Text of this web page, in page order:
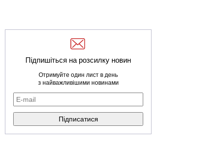
Підпишіться на розсилку новин
Отримуйте один лист в день
з найважливішими новинами